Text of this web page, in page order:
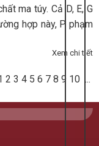
ma túy. Cả D, E, G
hợp này, P phạm
Xem chi tiết
2 3 4 5 6 7 8 9 10 ...